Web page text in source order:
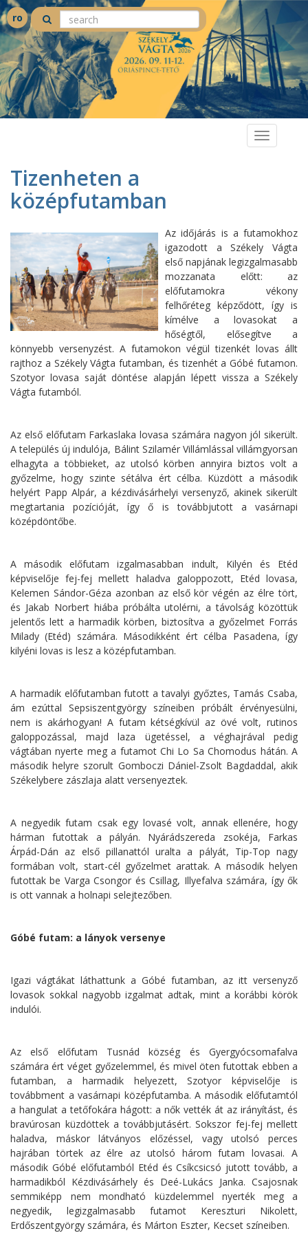
ro
Toggle
navigation
Tizenheten a
középfutamban
Az időjárás is a futamokhoz
igazodott a Székely Vágta
első napjának legizgalmasabb
mozzanata előtt: az
előfutamokra vékony
felhőréteg képződött, így is
kímélve a lovasokat a
hőségtől, elősegítve a
könnyebb versenyzést. A futamokon végül tizenkét lovas állt
rajthoz a Székely Vágta futamban, és tizenhét a Góbé futamon.
Szotyor lovasa saját döntése alapján lépett vissza a Székely
Vágta futamból.
Az első előfutam Farkaslaka lovasa számára nagyon jól sikerült.
A település új indulója, Bálint Szilamér Villámlással villámgyorsan
elhagyta a többieket, az utolsó körben annyira biztos volt a
győzelme, hogy szinte sétálva ért célba. Küzdött a második
helyért Papp Alpár, a kézdivásárhelyi versenyző, akinek sikerült
megtartania pozícióját, így ő is továbbjutott a vasárnapi
középdöntőbe.
A második előfutam izgalmasabban indult, Kilyén és Etéd
képviselője fej-fej mellett haladva galoppozott, Etéd lovasa,
Kelemen Sándor-Géza azonban az első kör végén az élre tört,
és Jakab Norbert hiába próbálta utolérni, a távolság közöttük
jelentős lett a harmadik körben, biztosítva a győzelmet Forrás
Milady (Etéd) számára. Másodikként ért célba Pasadena, így
kilyéni lovas is lesz a középfutamban.
A harmadik előfutamban futott a tavalyi győztes, Tamás Csaba,
ám ezúttal Sepsiszentgyörgy színeiben próbált érvényesülni,
nem is akárhogyan! A futam kétségkívül az övé volt, rutinos
galoppozással, majd laza ügetéssel, a véghajrával pedig
vágtában nyerte meg a futamot Chi Lo Sa Chomodus hátán. A
második helyre szorult Gomboczi Dániel-Zsolt Bagdaddal, akik
Székelybere zászlaja alatt versenyeztek.
A negyedik futam csak egy lovasé volt, annak ellenére, hogy
hárman futottak a pályán. Nyárádszereda zsokéja, Farkas
Árpád-Dán az első pillanattól uralta a pályát, Tip-Top nagy
formában volt, start-cél győzelmet arattak. A második helyen
futottak be Varga Csongor és Csillag, Illyefalva számára, így ők
is ott vannak a holnapi selejtezőben.
Góbé futam: a lányok versenye
Igazi vágtákat láthattunk a Góbé futamban, az itt versenyző
lovasok sokkal nagyobb izgalmat adtak, mint a korábbi körök
indulói.
Az első előfutam Tusnád község és Gyergyócsomafalva
számára ért véget győzelemmel, és mivel öten futottak ebben a
futamban, a harmadik helyezett, Szotyor képviselője is
továbbment a vasárnapi középfutamba. A második előfutamtól
a hangulat a tetőfokára hágott: a nők vették át az irányítást, és
bravúrosan küzdöttek a továbbjutásért. Sokszor fej-fej mellett
haladva, máskor látványos előzéssel, vagy utolsó perces
hajrában törtek az élre az utolsó három futam lovasai. A
második Góbé előfutamból Etéd és Csíkcsicsó jutott tovább, a
harmadikból Kézdivásárhely és Deé-Lukács Janka. Csajosnak
semmiképp nem mondható küzdelemmel nyerték meg a
negyedik, legizgalmasabb futamot Kereszturi Nikolett,
Erdőszentgyörgy számára, és Márton Eszter, Kecset színeiben.